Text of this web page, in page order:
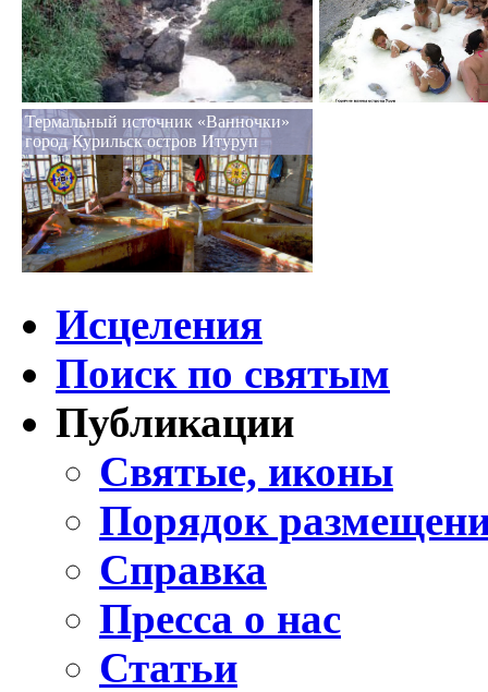
Термальный источник «Ванночки»
город Курильск остров Итуруп
Исцеления
Поиск по святым
Публикации
Святые, иконы
Порядок
Справка
Пресса о нас
Статьи